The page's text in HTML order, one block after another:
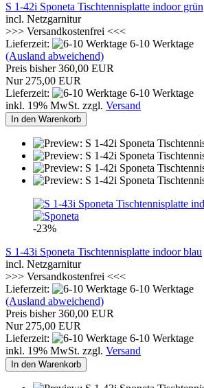
S 1-42i Sponeta Tischtennisplatte indoor grün
incl. Netzgarnitur
>>> Versandkostenfrei <<<
Lieferzeit:
6-10 Werktage
(Ausland abweichend)
Preis bisher 360,00 EUR
Nur 275,00 EUR
Lieferzeit:
6-10 Werktage
inkl. 19% MwSt. zzgl. Versand
In den Warenkorb
-23%
S 1-43i Sponeta Tischtennisplatte indoor blau
incl. Netzgarnitur
>>> Versandkostenfrei <<<
Lieferzeit:
6-10 Werktage
(Ausland abweichend)
Preis bisher 360,00 EUR
Nur 275,00 EUR
Lieferzeit:
6-10 Werktage
inkl. 19% MwSt. zzgl. Versand
In den Warenkorb